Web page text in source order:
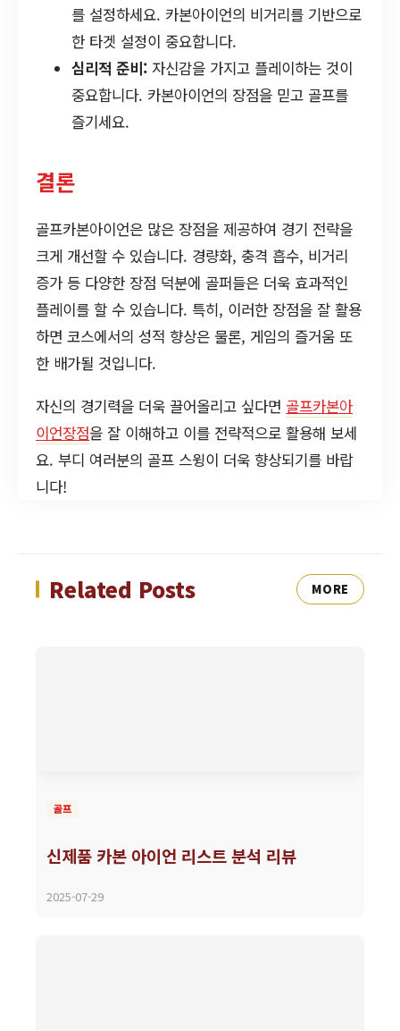
를 설정하세요. 카본아이언의 비거리를 기반으로
한 타겟 설정이 중요합니다.
심리적 준비: 자신감을 가지고 플레이하는 것이
중요합니다. 카본아이언의 장점을 믿고 골프를
즐기세요.
결론
골프카본아이언은 많은 장점을 제공하여 경기 전략을
크게 개선할 수 있습니다. 경량화, 충격 흡수, 비거리
증가 등 다양한 장점 덕분에 골퍼들은 더욱 효과적인
플레이를 할 수 있습니다. 특히, 이러한 장점을 잘 활용
하면 코스에서의 성적 향상은 물론, 게임의 즐거움 또
한 배가될 것입니다.
자신의 경기력을 더욱 끌어올리고 싶다면 골프카본아
이언장점을 잘 이해하고 이를 전략적으로 활용해 보세
요. 부디 여러분의 골프 스윙이 더욱 향상되기를 바랍
니다!
Related Posts MORE
골프
신제품 카본 아이언 리스트 분석 리뷰
2025-07-29